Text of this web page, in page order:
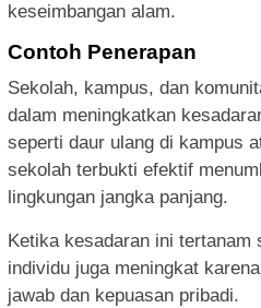
keseimbangan alam.
Contoh Penerapan
Sekolah, kampus, dan
dalam meningkatkan
seperti daur ulang di kampus
sekolah terbukti efektif
lingkungan jangka panjang.
Ketika kesadaran ini
individu juga meningkat
jawab dan kepuasan pribadi.